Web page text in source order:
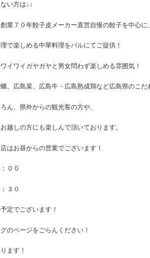
い方は↓↓
業７０年餃子皮メーカー直営自慢の餃子を中心に、
で楽しめる中華料理をバルにてご提供！
イワイガヤガヤと男女問わず楽しめる雰囲気！
、広島菜、広島牛・広島熟成鶏など広島県のこだ
ん、県外からの観光客の方や、
越しの方にも楽しんで頂いております。
はお昼からの営業でございます！
００
３０
定でございます！
のページをごらんください！
ます！